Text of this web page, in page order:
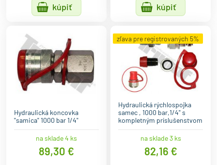
kúpiť kúpiť
Hydraulická koncovka
"samica" 1000 bar 1/4"
na sklade 4 ks
89,30 €
zľava pre registrovaných 5%
Hydraulická rýchlospojka
samec , 1000 bar,1/4" s
kompletným príslušenstvom
na sklade 3 ks
82,16 €